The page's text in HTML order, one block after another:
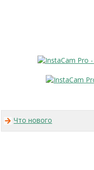
Что нового